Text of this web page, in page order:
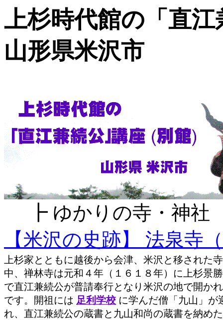
上杉時代館の「直
山形県米沢市
┣ ゆかりの寺・神社
【米沢の史跡】 法泉寺
上杉家とともに越後から会津、米沢と移された
中、禅林寺は元和４年（１６１８年）に上杉景
で直江兼続公が普請奉行となり米沢の地で開か
です。開祖には 足利学校 に学んだ僧「九山」が
れ、直江兼続公の蔵書と九山和尚の蔵書を納め